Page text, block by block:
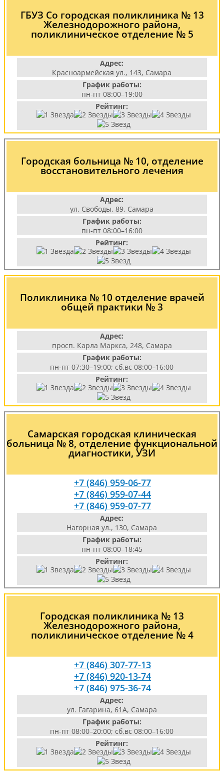
ГБУЗ Со городская поликлиника № 13
Железнодорожного района,
поликлиническое отделение № 5
Адрес:
Красноармейская ул., 143, Самара
График работы:
пн-пт 08:00–19:00
Рейтинг:
Городская больница № 10, отделение
восстановительного лечения
Адрес:
ул. Свободы, 89, Самара
График работы:
пн-пт 08:00–16:00
Рейтинг:
Поликлиника № 10 отделение врачей
общей практики № 3
Адрес:
просп. Карла Маркса, 248, Самара
График работы:
пн-пт 07:30–19:00; сб,вс 08:00–16:00
Рейтинг:
Самарская городская клиническая
больница № 8, отделение функциональной
диагностики, УЗИ
+7 (846) 959-06-77
+7 (846) 959-07-44
+7 (846) 959-07-77
Адрес:
Нагорная ул., 130, Самара
График работы:
пн-пт 08:00–18:45
Рейтинг:
Городская поликлиника № 13
Железнодорожного района,
поликлиническое отделение № 4
+7 (846) 307-77-13
+7 (846) 920-13-74
+7 (846) 975-36-74
Адрес:
ул. Гагарина, 61А, Самара
График работы:
пн-пт 08:00–20:00; сб,вс 08:00–16:00
Рейтинг: